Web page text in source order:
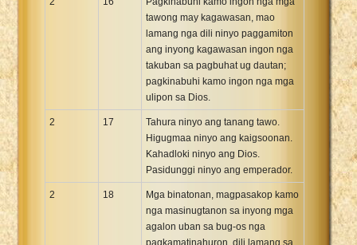
tawong may kagawasan, mao
lamang nga dili ninyo paggamiton
ang inyong kagawasan ingon nga
takuban sa pagbuhat ug dautan;
pagkinabuhi kamo ingon nga mga
ulipon sa Dios.
2 17
Tahura ninyo ang tanang tawo.
Higugmaa ninyo ang kaigsoonan.
Kahadloki ninyo ang Dios.
Pasidunggi ninyo ang emperador.
2 18
Mga binatonan, magpasakop kamo
nga masinugtanon sa inyong mga
agalon uban sa bug-os nga
pagkamatinahuron, dili lamang sa